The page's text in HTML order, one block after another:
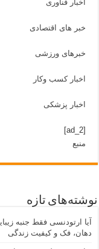
اخبار فناوری
خبر های اقتصادی
خبرهای ورزشی
اخبار کسب وکار
اخبار پزشکی
[ad_2]
منبع
نوشته‌های تازه
آیا ارتودنسی فقط جنبه
دهان، فک و کیفیت زندگی